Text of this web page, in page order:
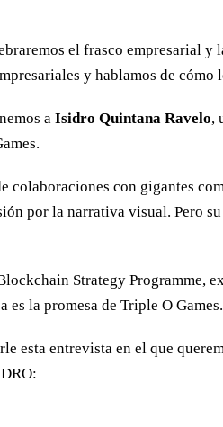
el frasco empresarial y
y hablamos de cómo
a Isidro Quintana Ravelo,
colaboraciones con gigantes
por la narrativa visual. Pero
Strategy Programme,
es la promesa de Triple O Games.
esta entrevista en el que